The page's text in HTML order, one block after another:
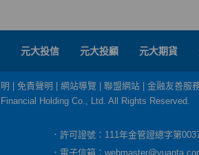
元大投信 元大投顧 元大期貨
免責聲明 網站導覽 聯盟網站
金融友善服
Holding Co., Ltd. All Rights Reserved.
．許可證號：111年金管證總字第
．電子信箱：